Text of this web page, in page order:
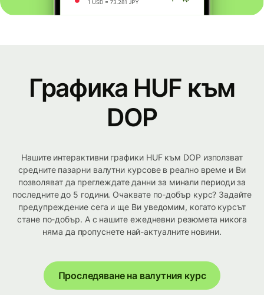
Графика HUF към
DOP
Нашите интерактивни графики HUF към DOP използват
средните пазарни валутни курсове в реално време и Ви
позволяват да преглеждате данни за минали периоди за
последните до 5 години. Очаквате по-добър курс? Задайте
предупреждение сега и ще Ви уведомим, когато курсът
стане по-добър. А с нашите ежедневни резюмета никога
няма да пропуснете най-актуалните новини.
Проследяване на валутния курс